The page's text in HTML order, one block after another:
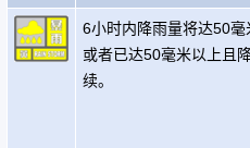
6小时内降雨量将达50毫
或者已达50毫米以上且
续。